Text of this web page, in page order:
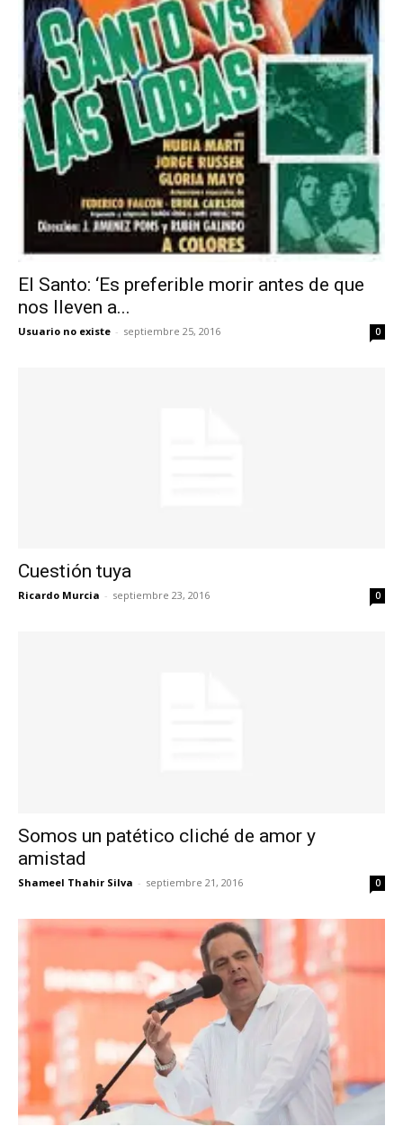
El Santo: ‘Es preferible morir antes de que
nos lleven a...
Usuario no existe - septiembre 25, 2016 0
Cuestión tuya
Ricardo Murcia - septiembre 23, 2016 0
Somos un patético cliché de amor y
amistad
Shameel Thahir Silva - septiembre 21, 2016 0